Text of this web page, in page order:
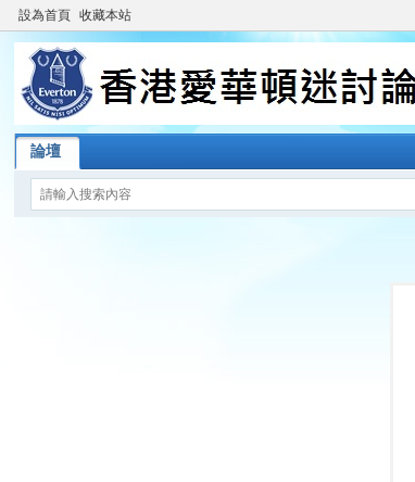
設為首頁 收藏本站
論壇